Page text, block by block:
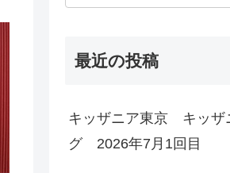
最近の投稿
キッザニア東京 キッザ
グ 2026年7月1回目